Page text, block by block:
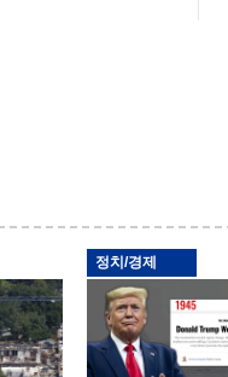
정치/경제